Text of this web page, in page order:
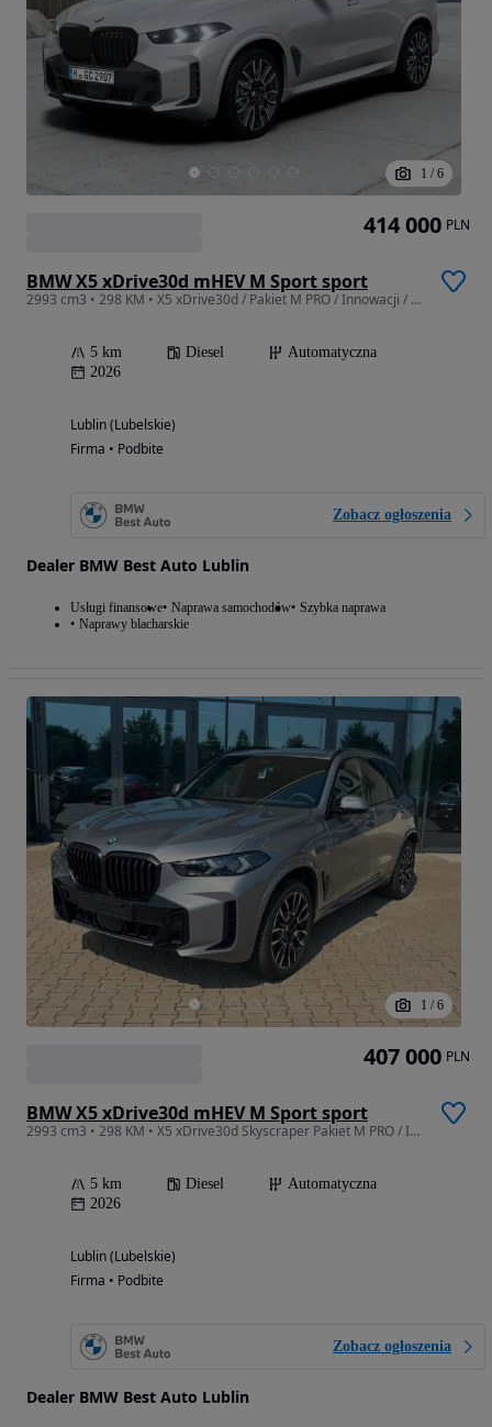
1 / 6
BMW X5 xDrive30d mHEV M Sport sport
2993 cm3 • 298 KM • X5 xDrive30d / Pakiet M PRO / Innowacji / Comfort / Hak / 2026
5 km Diesel
Automatyczna
2026
Lublin (Lubelskie)
Firma • Podbite
Zobacz ogłoszenia
Dealer BMW Best Auto Lublin
Usługi finansowe Naprawa samochodów Szybka naprawa
Naprawy blacharskie
414 000 PLN
1 / 6
BMW X5 xDrive30d mHEV M Sport sport
2993 cm3 • 298 KM • X5 xDrive30d Skyscraper Pakiet M PRO / Innowacji / Comfort / Hak /2026
5 km Diesel
Automatyczna
2026
Lublin (Lubelskie)
Firma • Podbite
Zobacz ogłoszenia
Dealer BMW Best Auto Lublin
407 000 PLN